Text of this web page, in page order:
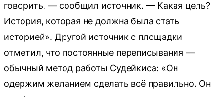
говорить, — сообщил источник. — Какая цель?
История, которая не должна была стать
историей». Другой источник с площадки
отметил, что постоянные переписывания —
обычный метод работы Судейкиса: «Он
одержим желанием сделать всё правильно. Он